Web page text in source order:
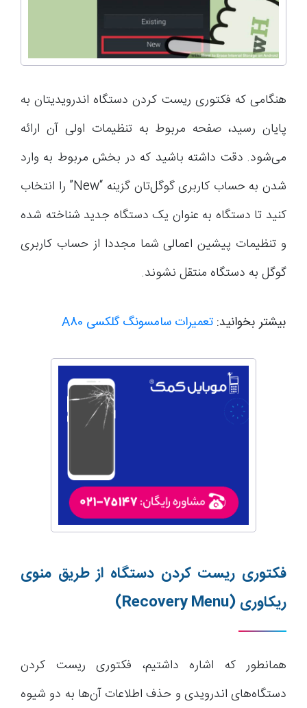
هنگامی که فکتوری ریست کردن دستگاه اندرویدیتان به
پایان رسید، صفحه مربوط به تنظیمات اولی آن ارائه
می‌شود. دقت داشته باشید که در بخش مربوط به وارد
شدن به حساب کاربری گوگل‌تان گزینه “New” را انتخاب
کنید تا دستگاه به عنوان یک دستگاه جدید شناخته شده
و تنظیمات پیشین اعمالی شما مجددا از حساب کاربری
گوگل به دستگاه منتقل نشوند.
بیشتر بخوانید: تعمیرات سامسونگ گلکسی A80
فکتوری ریست کردن دستگاه از طریق منوی
ریکاوری (Recovery Menu)
همانطور که اشاره داشتیم، فکتوری ریست کردن
دستگاه‌های اندرویدی و حذف اطلاعات آن‌ها به دو شیوه